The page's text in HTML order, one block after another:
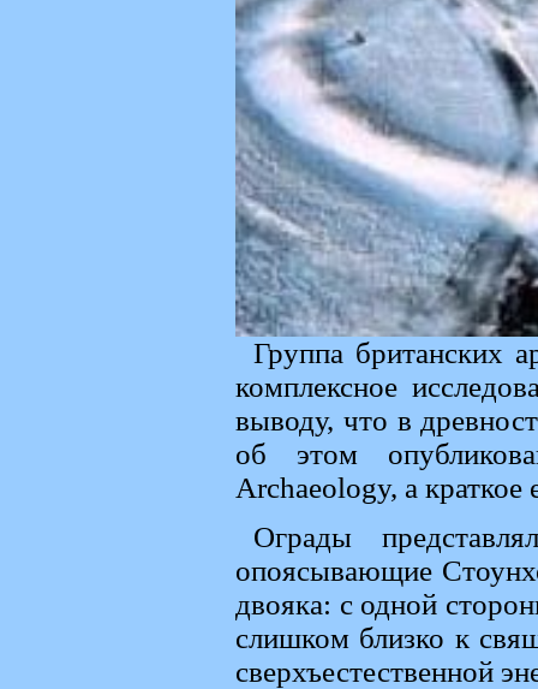
Группа британских
комплексное
выводу, что в
об этом
Archaeology, а краткое
Ограды
опоясывающие
двояка: с одной
слишком близко к
сверхъестественной